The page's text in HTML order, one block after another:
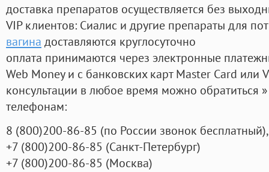
доставка препаратов осуществляется без
VIP клиентов: Сиалис и другие препараты для
вагина доставляются круглосуточно
оплата принимаются через электронные
Web Money и с банковских карт Master Card или
консультации в любое время можно обратиться
телефонам:
8 (800)200-86-85 (по России звонок бесплатный),
+7 (800)200-86-85 (Санкт-Петербург)
+7 (800)200-86-85 (Москва)